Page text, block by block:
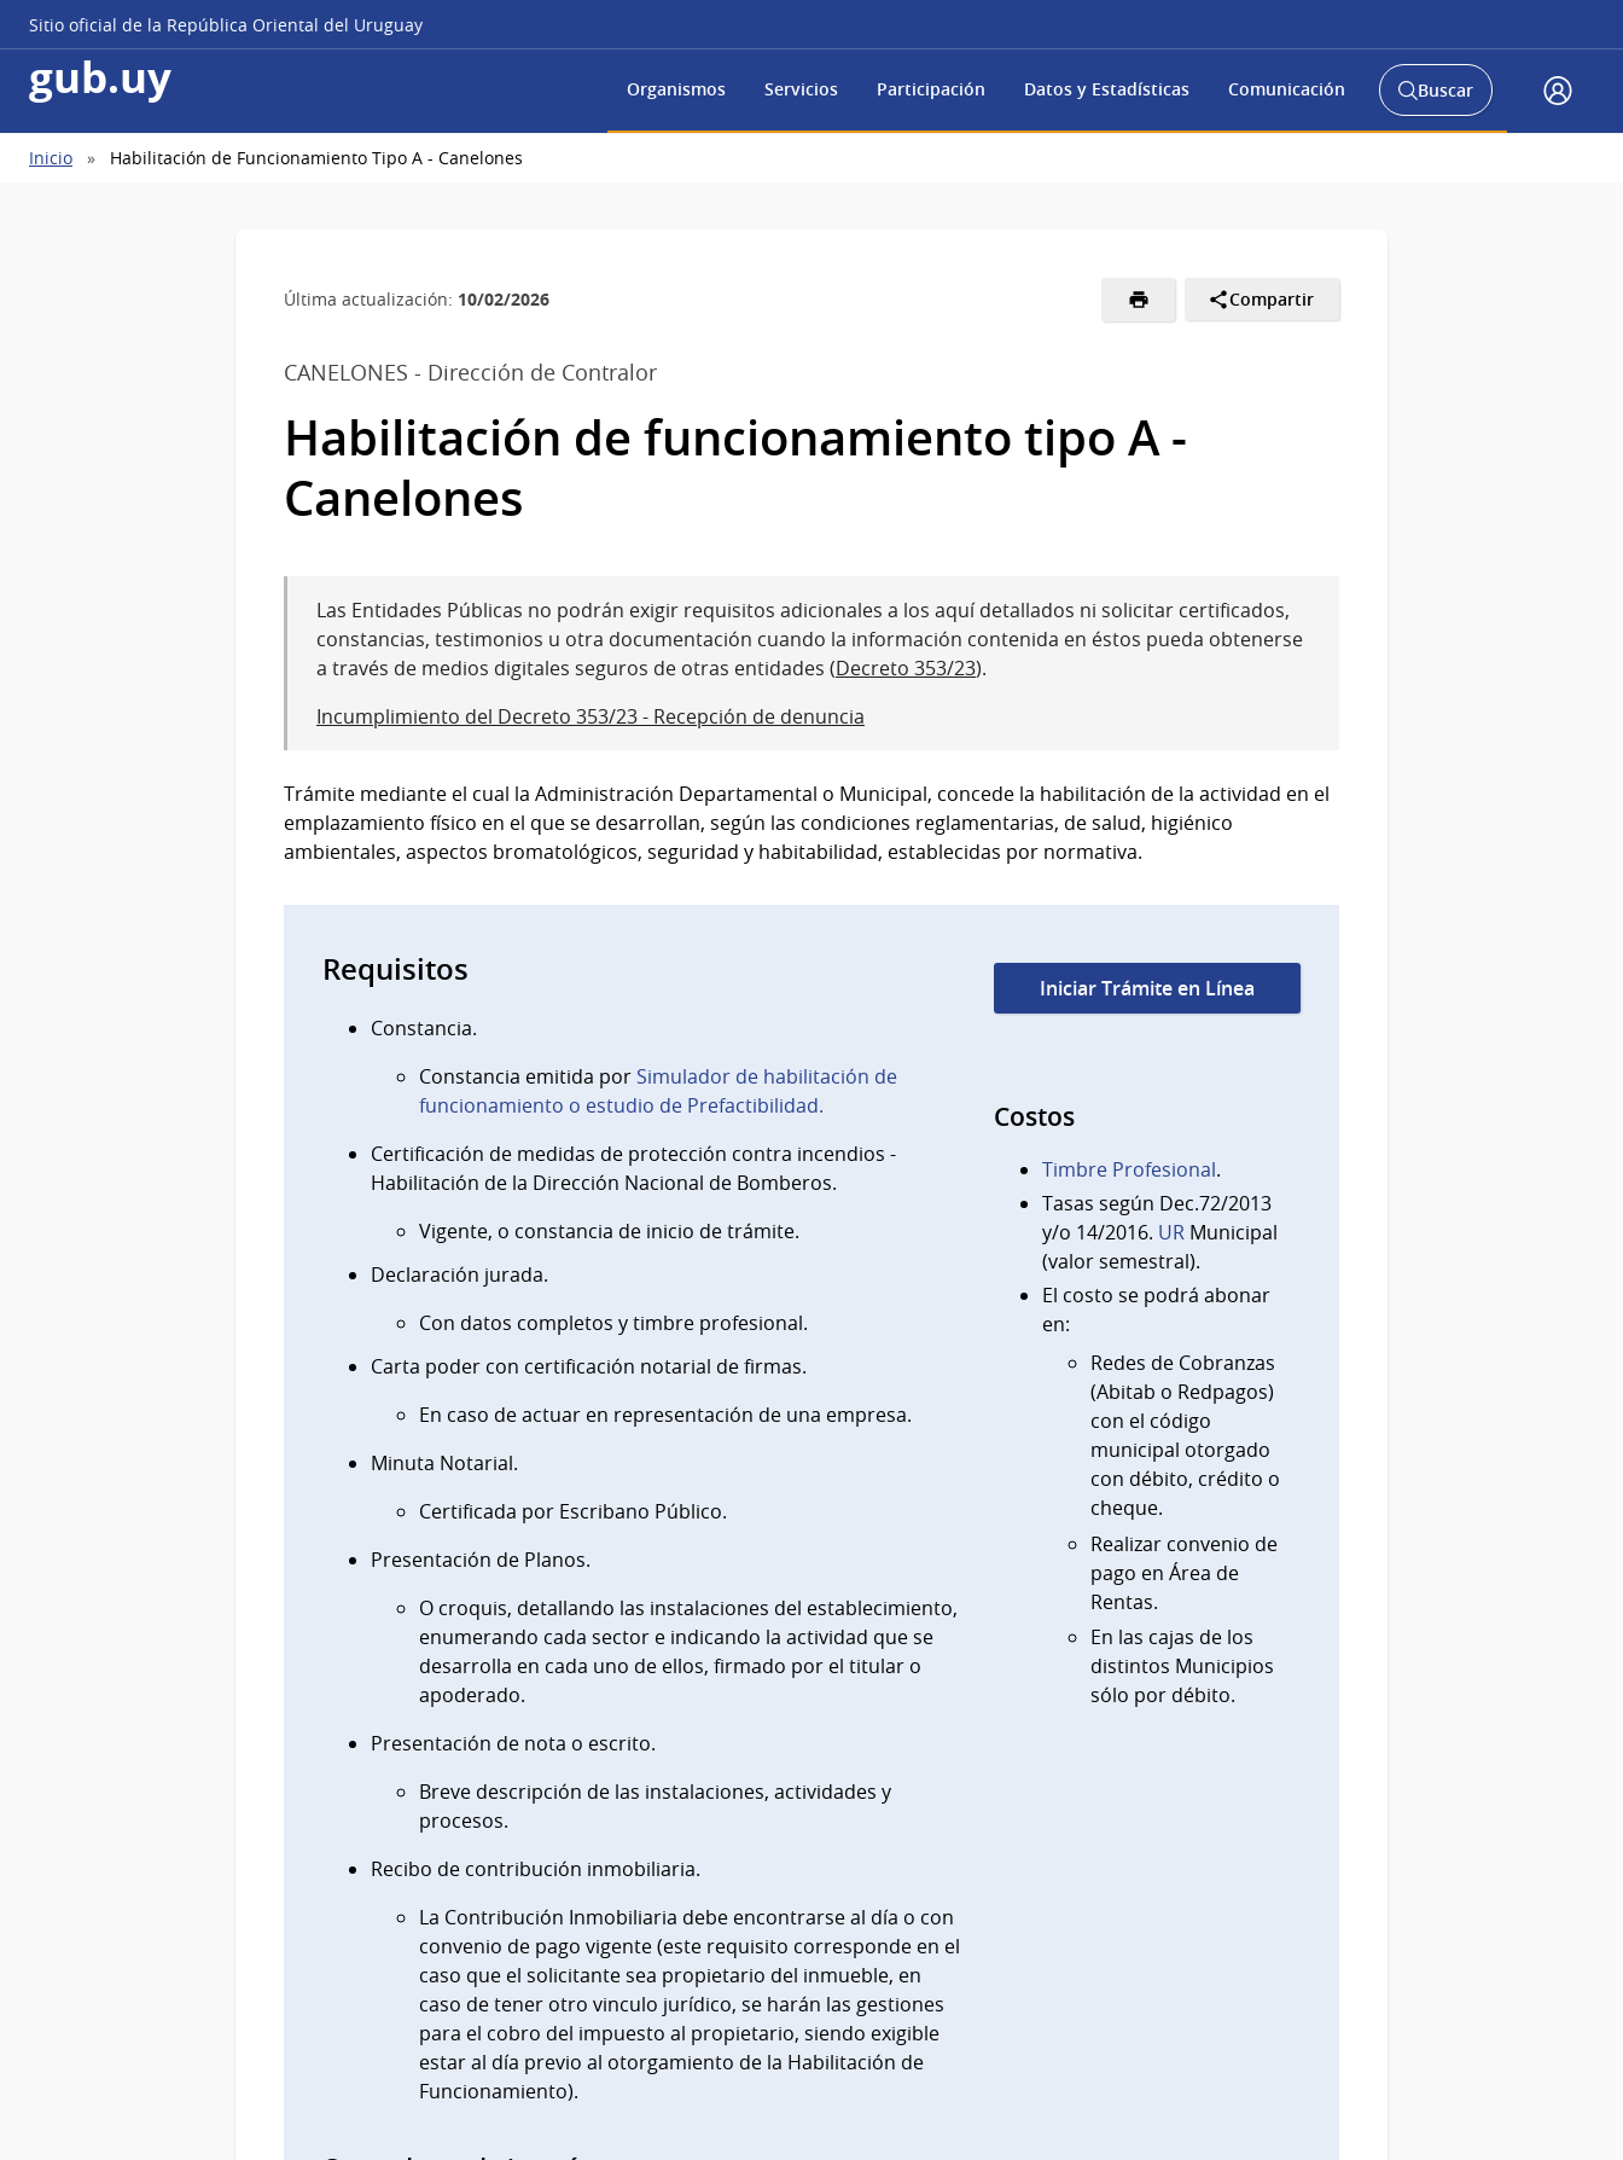
Sitio oficial de la República Oriental del Uruguay
gub.uy Organismos Servicios Participación Datos y Estadísticas Comunicación
Abrir
buscador
Buscar
Acceso
Ruta
Inicio Habilitación de Funcionamiento Tipo A - Canelones
Última actualización: 10/02/2026 Compartir
CANELONES - Dirección de Contralor
Habilitación de funcionamiento tipo A -
Canelones
Las Entidades Públicas no podrán exigir requisitos adicionales a los aquí detallados ni solicitar certificados,
constancias, testimonios u otra documentación cuando la información contenida en éstos pueda obtenerse
a través de medios digitales seguros de otras entidades (Decreto 353/23).
Incumplimiento del Decreto 353/23 - Recepción de denuncia
Trámite mediante el cual la Administración Departamental o Municipal, concede la habilitación de la actividad en el
emplazamiento físico en el que se desarrollan, según las condiciones reglamentarias, de salud, higiénico
ambientales, aspectos bromatológicos, seguridad y habitabilidad, establecidas por normativa.
Requisitos
Constancia.
Constancia emitida por Simulador de habilitación de
funcionamiento o estudio de Prefactibilidad.
Certificación de medidas de protección contra incendios -
Habilitación de la Dirección Nacional de Bomberos.
Vigente, o constancia de inicio de trámite.
Declaración jurada.
Con datos completos y timbre profesional.
Carta poder con certificación notarial de firmas.
En caso de actuar en representación de una empresa.
Minuta Notarial.
Certificada por Escribano Público.
Presentación de Planos.
O croquis, detallando las instalaciones del establecimiento,
enumerando cada sector e indicando la actividad que se
desarrolla en cada uno de ellos, firmado por el titular o
apoderado.
Presentación de nota o escrito.
Breve descripción de las instalaciones, actividades y
procesos.
Recibo de contribución inmobiliaria.
La Contribución Inmobiliaria debe encontrarse al día o con
convenio de pago vigente (este requisito corresponde en el
caso que el solicitante sea propietario del inmueble, en
caso de tener otro vinculo jurídico, se harán las gestiones
para el cobro del impuesto al propietario, siendo exigible
estar al día previo al otorgamiento de la Habilitación de
Funcionamiento).
Iniciar Trámite en Línea
Costos
Timbre Profesional.
Tasas según Dec.72/2013
y/o 14/2016. URMunicipal
(valor semestral).
El costo se podrá abonar
en:
Redes de Cobranzas
(Abitab o Redpagos)
con el código
municipal otorgado
con débito, crédito o
cheque.
Realizar convenio de
pago en Área de
Rentas.
En las cajas de los
distintos Municipios
sólo por débito.